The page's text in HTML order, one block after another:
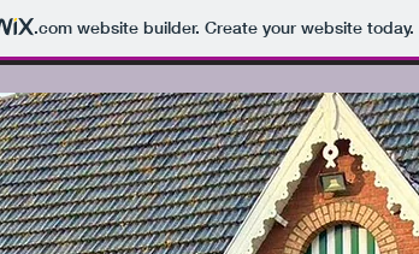
.comwebsite builder. Create your website today.